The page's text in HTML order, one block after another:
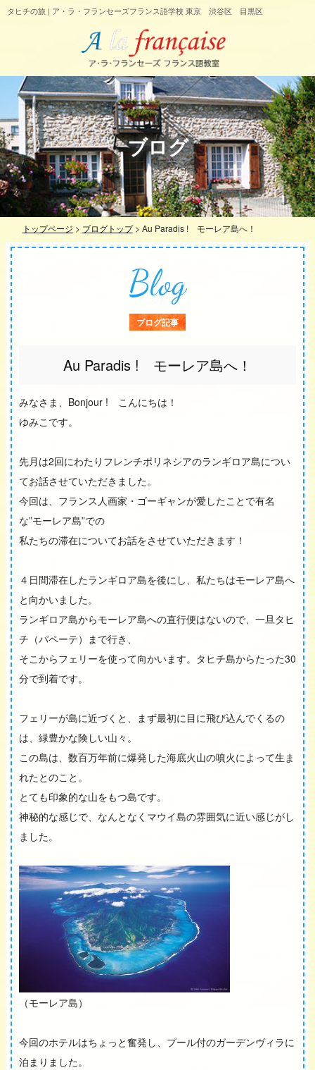
タヒチの旅 | ア・ラ・フランセーズフランス語学校 東京 渋谷区 目黒区
ブログ
トップページ > ブログトップ> Au Paradis ! モーレア島へ！
Blog
ブログ記事
Au Paradis ! モーレア島へ！
みなさま、Bonjour ! こんにちは！
ゆみこです。
先月は2回にわたりフレンチポリネシアのランギロア島につい
てお話させていただきました。
今回は、フランス人画家・ゴーギャンが愛したことで有名
な”モーレア島”での
私たちの滞在についてお話をさせていただきます！
４日間滞在したランギロア島を後にし、私たちはモーレア島へ
と向かいました。
ランギロア島からモーレア島への直行便はないので、一旦タヒ
チ（パペーテ）まで行き、
そこからフェリーを使って向かいます。タヒチ島からたった30
分で到着です。
フェリーが島に近づくと、まず最初に目に飛び込んでくるの
は、緑豊かな険しい山々。
この島は、数百万年前に爆発した海底火山の噴火によって生ま
れたとのこと。
とても印象的な山をもつ島です。
神秘的な感じで、なんとなくマウイ島の雰囲気に近い感じがし
ました。
（モーレア島）
今回のホテルはちょっと奮発し、プール付のガーデンヴィラに
泊まりました。